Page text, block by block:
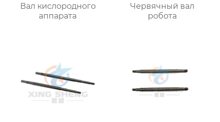
Вал кислородного
аппарата
Червячный вал
робота